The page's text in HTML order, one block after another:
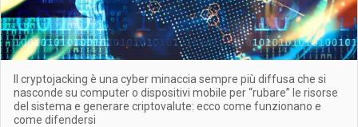
Il cryptojacking è una cyber minaccia sempre più diffusa che si
nasconde su computer o dispositivi mobile per “rubare” le risorse
del sistema e generare criptovalute: ecco come funzionano e
come difendersi